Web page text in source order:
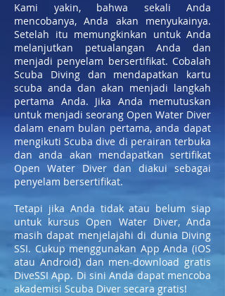
Kami yakin, bahwa sekali Anda
mencobanya, Anda akan menyukainya.
Setelah itu memungkinkan untuk Anda
melanjutkan petualangan Anda dan
menjadi penyelam bersertifikat. Cobalah
Scuba Diving dan mendapatkan kartu
scuba anda dan akan menjadi langkah
pertama Anda. Jika Anda memutuskan
untuk menjadi seorang Open Water Diver
dalam enam bulan pertama, anda dapat
mengikuti Scuba dive di perairan terbuka
dan anda akan mendapatkan sertifikat
Open Water Diver dan diakui sebagai
penyelam bersertifikat.
Tetapi jika Anda tidak atau belum siap
untuk kursus Open Water Diver, Anda
masih dapat menjelajahi di dunia Diving
SSI. Cukup menggunakan App Anda (iOS
atau Android) dan men-download gratis
DiveSSI App. Di sini Anda dapat mencoba
akademisi Scuba Diver secara gratis!